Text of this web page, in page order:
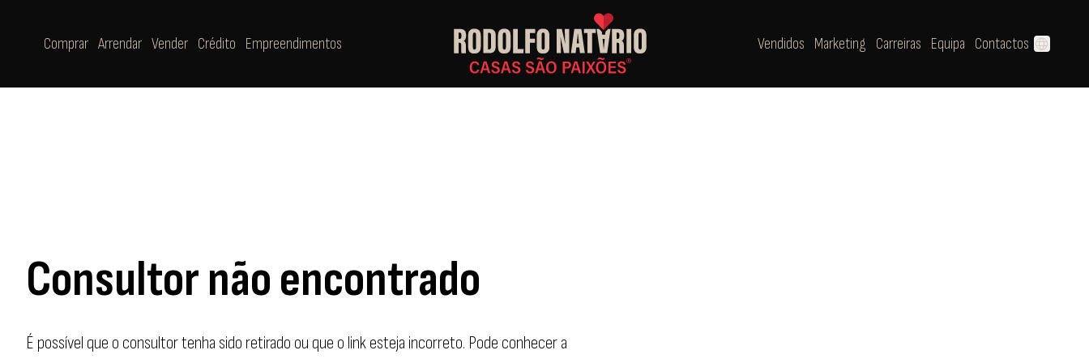
Comprar Arrendar Vender Crédito Empreendimentos Vendidos Marketing Carreiras Equipa Contactos language
Consultor não encontrado
É possível que o consultor tenha sido retirado ou que o link esteja incorreto. Pode conhecer a